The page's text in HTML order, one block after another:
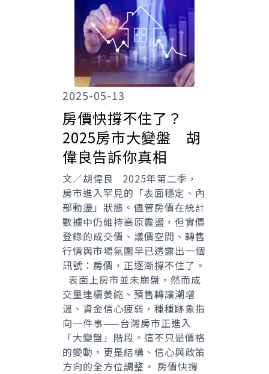
2025-05-13
房價快撐不住了？
2025房市大變盤 胡
偉良告訴你真相
文／胡偉良 2025年第二季，
房市進入罕見的「表面穩定、內
部動盪」狀態。儘管房價在統計
數據中仍維持高原震盪，但實價
登錄的成交價、議價空間、轉售
行情與市場氛圍早已透露出一個
訊號：房價，正逐漸撐不住了。
表面上房市並未崩盤，然而成
交量連續萎縮、預售轉讓潮增
溫、資金信心疲弱，種種跡象指
向一件事——台灣房市正進入
「大變盤」階段。這不只是價格
的變動，更是結構、信心與政策
方向的全方位調整。 房價快撐